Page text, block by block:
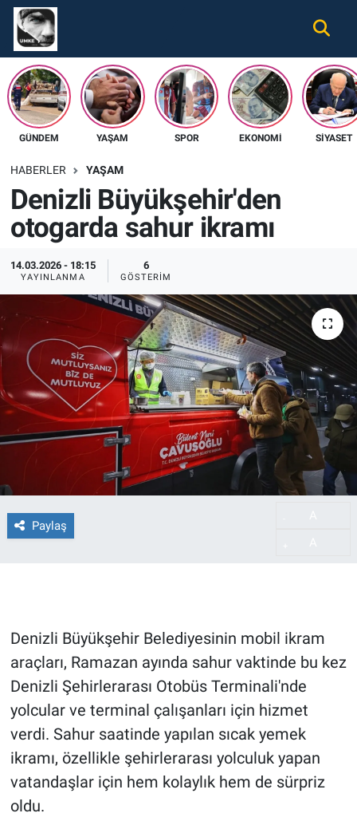
GÜNDEM YAŞAM SPOR EKONOMI SIYASET
HABERLER YAŞAM
Denizli Büyükşehir'den
otogarda sahur ikramı
14.03.2026 - 18:15
YAYINLANMA
6
GÖSTERIM
Paylaş
Denizli Büyükşehir Belediyesinin mobil ikram
araçları, Ramazan ayında sahur vaktinde bu kez
Denizli Şehirlerarası Otobüs Terminali'nde
yolcular ve terminal çalışanları için hizmet
verdi. Sahur saatinde yapılan sıcak yemek
ikramı, özellikle şehirlerarası yolculuk yapan
vatandaşlar için hem kolaylık hem de sürpriz
oldu.
Gündem
Ekonomi
Spor
Tüm Haberler
İletişim
Künye
Nöbetçi Eczaneler
Hava Durumu
Namaz Vakitleri
Süper Lig Puan Durumu ve Fikstür
Tüm Manşetler
Son Dakika Haberleri
Haber Arşivi